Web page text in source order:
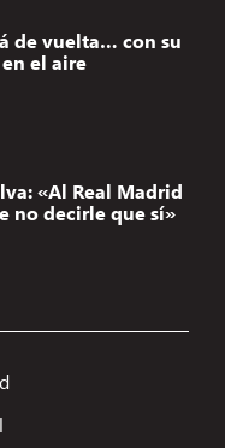
de vuelta… con su
el aire
«Al Real Madrid
no decirle que sí»